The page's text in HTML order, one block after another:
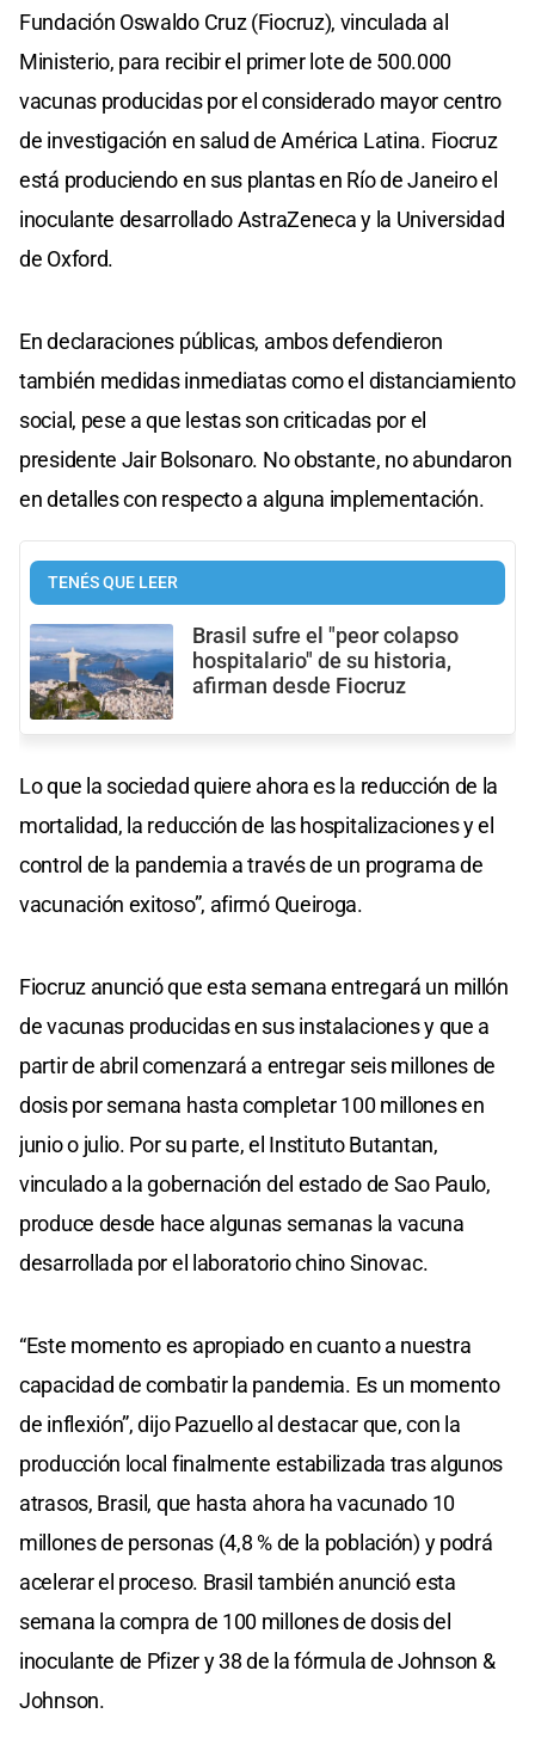
Fundación Oswaldo Cruz (Fiocruz), vinculada al
Ministerio, para recibir el primer lote de 500.000
vacunas producidas por el considerado mayor centro
de investigación en salud de América Latina. Fiocruz
está produciendo en sus plantas en Río de Janeiro el
inoculante desarrollado AstraZeneca y la Universidad
de Oxford.
En declaraciones públicas, ambos defendieron
también medidas inmediatas como el distanciamiento
social, pese a que lestas son criticadas por el
presidente Jair Bolsonaro. No obstante, no abundaron
en detalles con respecto a alguna implementación.
TENÉS QUE LEER
Brasil sufre el "peor colapso
hospitalario" de su historia,
afirman desde Fiocruz
Lo que la sociedad quiere ahora es la reducción de la
mortalidad, la reducción de las hospitalizaciones y el
control de la pandemia a través de un programa de
vacunación exitoso”, afirmó Queiroga.
Fiocruz anunció que esta semana entregará un millón
de vacunas producidas en sus instalaciones y que a
partir de abril comenzará a entregar seis millones de
dosis por semana hasta completar 100 millones en
junio o julio. Por su parte, el Instituto Butantan,
vinculado a la gobernación del estado de Sao Paulo,
produce desde hace algunas semanas la vacuna
desarrollada por el laboratorio chino Sinovac.
“Este momento es apropiado en cuanto a nuestra
capacidad de combatir la pandemia. Es un momento
de inflexión”, dijo Pazuello al destacar que, con la
producción local finalmente estabilizada tras algunos
atrasos, Brasil, que hasta ahora ha vacunado 10
millones de personas (4,8 % de la población) y podrá
acelerar el proceso. Brasil también anunció esta
semana la compra de 100 millones de dosis del
inoculante de Pfizer y 38 de la fórmula de Johnson &
Johnson.